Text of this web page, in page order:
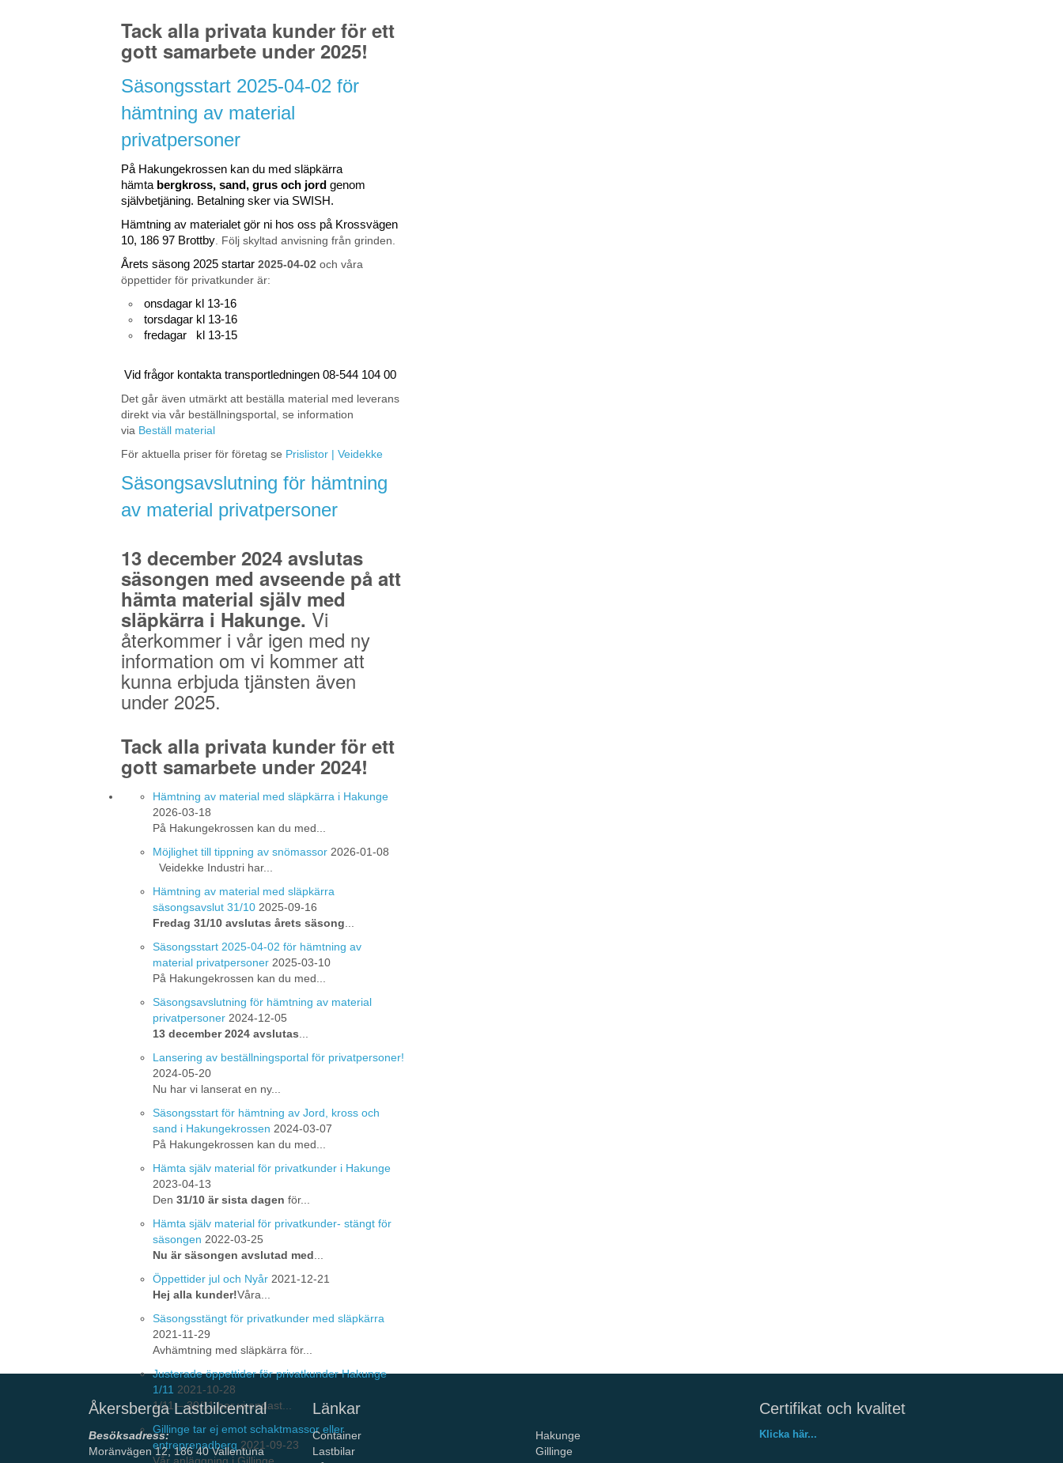
Tack alla privata kunder för ett
gott samarbete under 2025!
Säsongsstart 2025-04-02 för
hämtning av material
privatpersoner
På Hakungekrossen kan du med släpkärra
hämta bergkross, sand, grus och jord genom
självbetjäning. Betalning sker via SWISH.
Hämtning av materialet gör ni hos oss på Krossvägen
10, 186 97 Brottby . Följ skyltad anvisning från grinden.
Årets säsong 2025 startar 2025-04-02 och våra
öppettider för privatkunder är:
onsdagar kl 13-16
torsdagar kl 13-16
fredagar kl 13-15
Vid frågor kontakta transportledningen 08-544 104 00
Det går även utmärkt att beställa material med leverans
direkt via vår beställningsportal, se information
via Beställ material
För aktuella priser för företag se Prislistor | Veidekke
Säsongsavslutning för hämtning
av material privatpersoner
13 december 2024 avslutas
säsongen med avseende på att
hämta material själv med
släpkärra i Hakunge. Vi
återkommer i vår igen med ny
information om vi kommer att
kunna erbjuda tjänsten även
under 2025.
Tack alla privata kunder för ett
gott samarbete under 2024!
Hämtning av material med släpkärra i Hakunge
2026-03-18
På Hakungekrossen kan du med...
Möjlighet till tippning av snömassor 2026-01-08
Veidekke Industri har...
Hämtning av material med släpkärra
säsongsavslut 31/10 2025-09-16
Fredag 31/10 avslutas årets säsong
Säsongsstart 2025-04-02 för hämtning av
material privatpersoner 2025-03-10
På Hakungekrossen kan du med...
Säsongsavslutning för hämtning av material
privatpersoner 2024-12-05
13 december 2024 avslutas
Lansering av beställningsportal för privatpersoner!
2024-05-20
Nu har vi lanserat en ny...
Säsongsstart för hämtning av Jord, kross och
sand i Hakungekrossen 2024-03-07
På Hakungekrossen kan du med...
Hämta själv material för privatkunder i Hakunge
2023-04-13
Den 31/10 är sista dagen för...
Hämta själv material för privatkunder- stängt för
säsongen 2022-03-25
Nu är säsongen avslutad med
Öppettider jul och Nyår 2021-12-21
Hej alla kunder!Våra...
Säsongsstängt för privatkunder med släpkärra
2021-11-29
Avhämtning med släpkärra för...
Justerade öppettider för privatkunder Hakunge
1/11 2021-10-28
1/11 – 30/11 har vi endast...
Gillinge tar ej emot schaktmassor eller
entreprenadberg 2021-09-23
Åkersberga Lastbilcentral
Besöksadress:
Moränvägen 12, 186 40 Vallentuna
Länkar
Container
Lastbilar
Hakunge
Gillinge
Certifikat och kvalitet
Klicka här...